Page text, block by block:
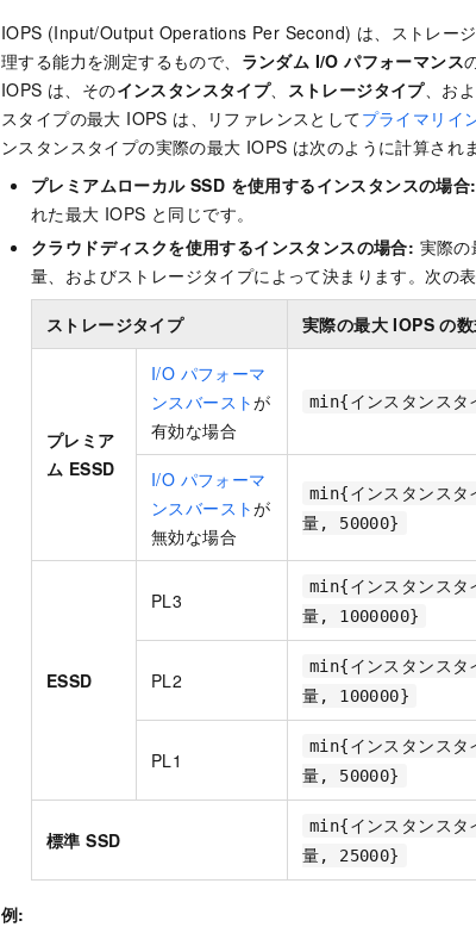
IOPS (Input/Output Operations Per Second) は、ストレー
理する能力を測定するもので、 ランダム I/O パフォーマンス
IOPS は、そのインスタンスタイプ、 ストレージタイプ、お
スタイプの最大 IOPS は、リファレンスとしてプライマリイ
ンスタンスタイプの実際の最大 IOPS は次のように計算され
プレミアムローカル SSD を使用するインスタンスの場合:
れた最大 IOPS と同じです。
クラウドディスクを使用するインスタンスの場合: 実際
量、およびストレージタイプによって決まります。次の
ストレージタイプ 実際の最大 IOPS の
プレミア
ム ESSD
I/O パフォーマ
ンスバーストが
有効な場合
min{インスタンス
I/O パフォーマ
ンスバーストが
無効な場合
min{インスタンス
量, 50000}
ESSD
PL3
min{インスタンス
量, 1000000}
PL2
min{インスタンス
量, 100000}
PL1
min{インスタンス
量, 50000}
標準 SSD
min{インスタンス
量, 25000}
例: